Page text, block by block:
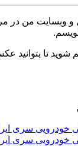
و وبسایت من در
شوید تا بتوانید